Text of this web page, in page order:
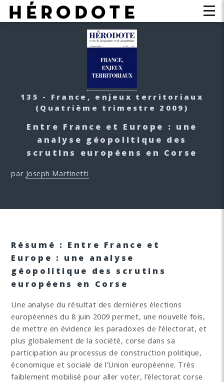
135 - France, enjeux territoriaux
(Quatrième trimestre 2009)
Entre France et Europe : une
analyse géopolitique des
scrutins européens en Corse
par Joseph Martinetti
Résumé : Entre France et
Europe : une analyse
géopolitique des scrutins
européens en Corse
Une analyse du résultat des dernières élections
européennes du 8 juin 2009 permet, une nouvelle fois,
de mettre en évidence les paradoxes de l’électorat, et
plus globalement de la société, corse dans sa
participation au processus de construction politique,
économique et sociale de l’Union européenne. Très
faiblement mobilisé pour aller voter, l’électorat corse